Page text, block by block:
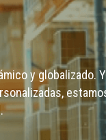
y globalizado.